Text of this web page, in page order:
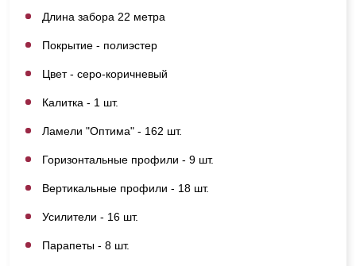
Длина забора 22 метра
Покрытие - полиэстер
Цвет - серо-коричневый
Калитка - 1 шт.
Ламели "Оптима" - 162 шт.
Горизонтальные профили - 9 шт.
Вертикальные профили - 18 шт.
Усилители - 16 шт.
Парапеты - 8 шт.